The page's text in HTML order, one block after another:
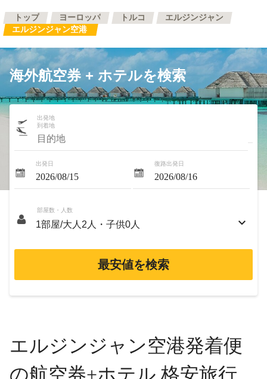
トップ ヨーロッパ トルコ
エルジンジャン
エルジンジャン空港
海外航空券 + ホテルを検索
出発地
到着地
出発日 復路出発日
部屋数・人数
最安値を検索
エルジンジャン空港発着便
の航空券+ホテル 格安旅行